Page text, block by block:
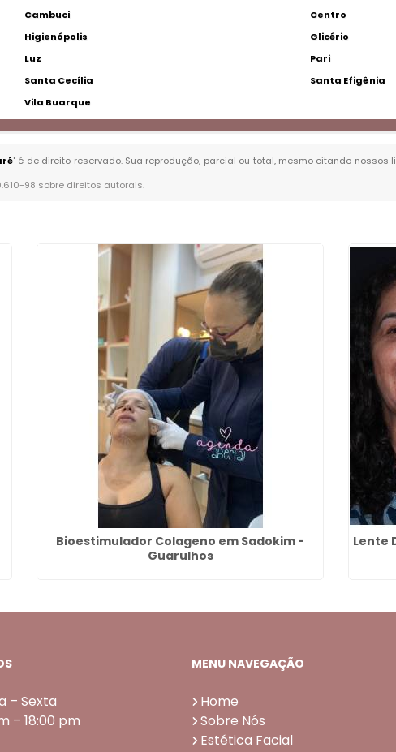
Cambuci
Centro
Higienópolis
Glicério
Luz
Pari
Santa Cecília
Santa Efigênia
Vila Buarque
" é de direito reservado. Sua reprodução, parcial ou total, mesmo citando
98 sobre direitos autorais.
Bioestimulador Colageno em Sadokim -
Guarulhos
Lente
– Sexta
– 18:00 pm
MENU NAVEGAÇÃO
Home
Sobre Nós
Estética Facial